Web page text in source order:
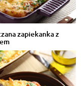
zapiekanka z